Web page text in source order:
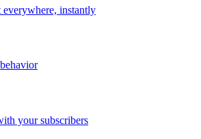
everywhere, instantly
your subscribers